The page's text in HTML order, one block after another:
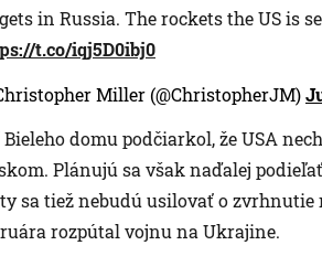
in Russia. The rockets the US is
t.co/iqj5D0ibj0
Miller (@ChristopherJM)
Bieleho domu podčiarkol, že USA
Plánujú sa však naďalej
sa tiež nebudú usilovať o
rozpútal vojnu na Ukrajine.